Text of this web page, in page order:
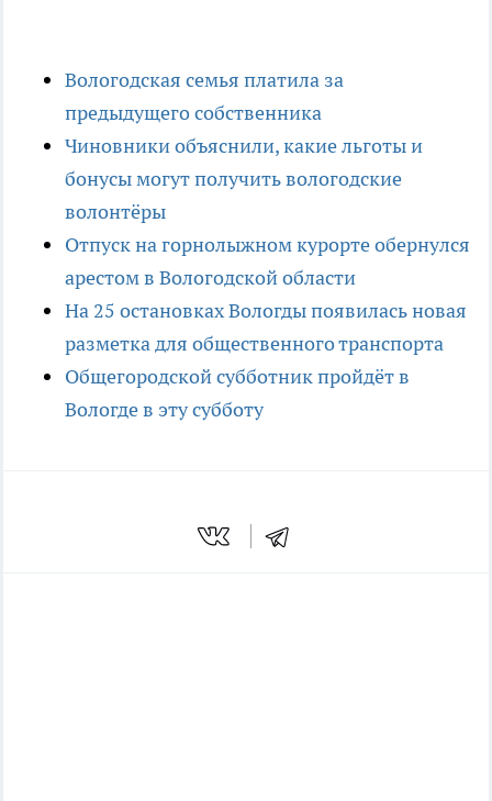
Вологодская семья платила за
предыдущего собственника
Чиновники объяснили, какие льготы и
бонусы могут получить вологодские
волонтёры
Отпуск на горнолыжном курорте обернулся
арестом в Вологодской области
На 25 остановках Вологды появилась новая
разметка для общественного транспорта
Общегородской субботник пройдёт в
Вологде в эту субботу